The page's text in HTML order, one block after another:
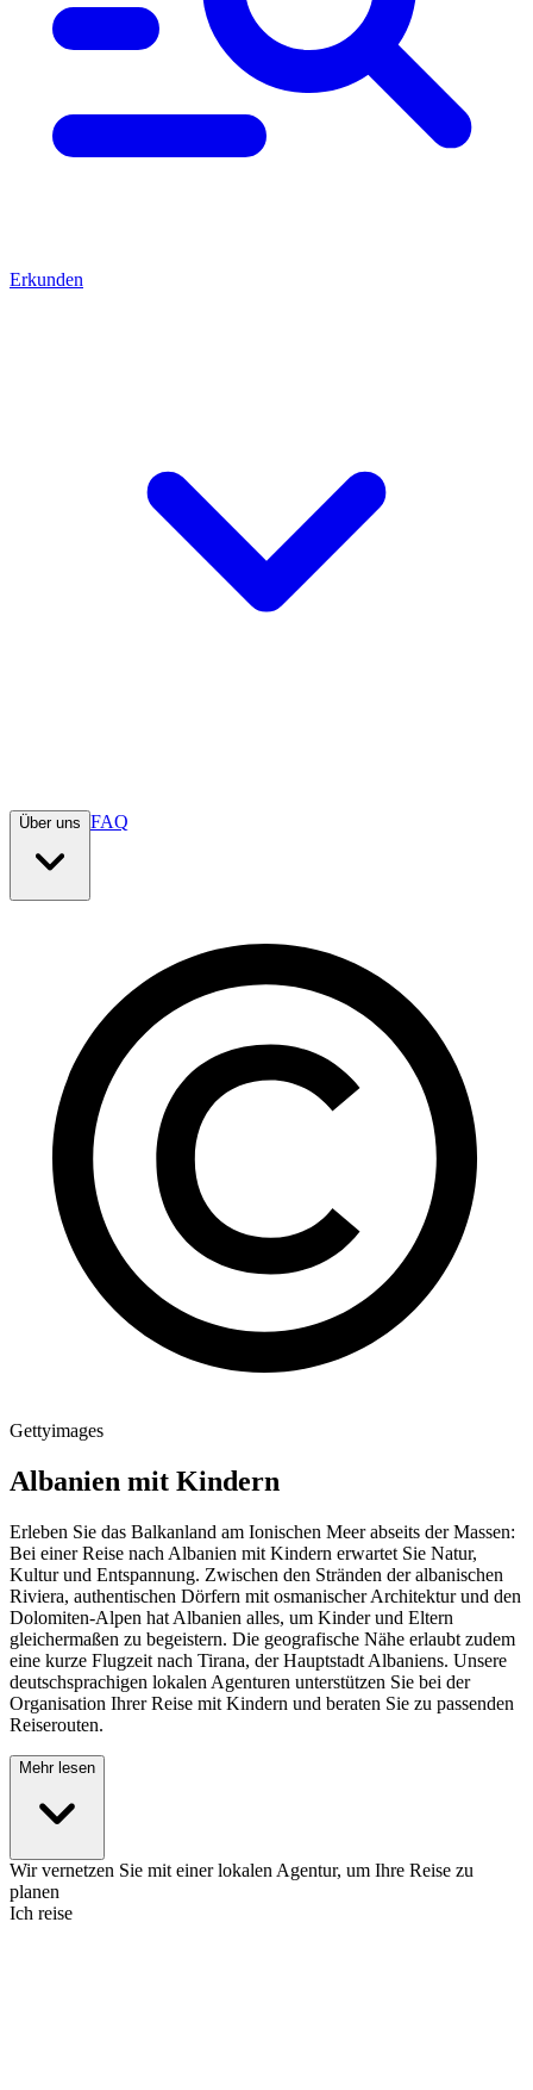
Erkunden
Über uns FAQ
Gettyimages
Albanien mit Kindern
Erleben Sie das Balkanland am Ionischen Meer abseits der Massen:
Bei einer Reise nach Albanien mit Kindern erwartet Sie Natur,
Kultur und Entspannung. Zwischen den Stränden der albanischen
Riviera, authentischen Dörfern mit osmanischer Architektur und den
Dolomiten-Alpen hat Albanien alles, um Kinder und Eltern
gleichermaßen zu begeistern. Die geografische Nähe erlaubt zudem
eine kurze Flugzeit nach Tirana, der Hauptstadt Albaniens. Unsere
deutschsprachigen lokalen Agenturen unterstützen Sie bei der
Organisation Ihrer Reise mit Kindern und beraten Sie zu passenden
Reiserouten.
Mehr lesen
Wir vernetzen Sie mit einer lokalen Agentur, um Ihre Reise zu
planen
Ich reise